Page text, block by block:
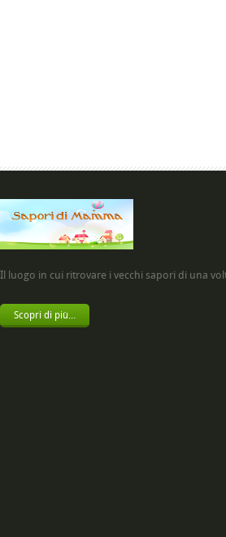
Il luogo in cui ritrovare i vecchi sapori di una
Scopri di più...